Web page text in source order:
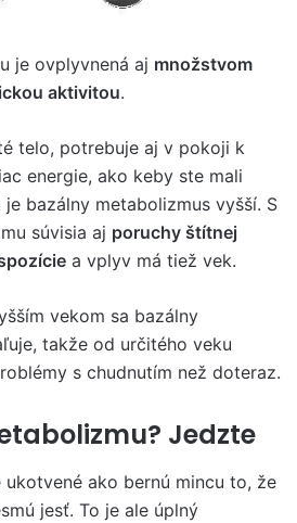
je ovplyvnená aj množstvom
aktivitou.
telo, potrebuje aj v pokoji k
energie, ako keby ste mali
bazálny metabolizmus vyšší. S
súvisia aj poruchy štítnej
a vplyv má tiež vek.
vekom sa bazálny
takže od určitého veku
s chudnutím než doteraz.
Jedzte
ukotvené ako bernú mincu to, že
jesť. To je ale úplný